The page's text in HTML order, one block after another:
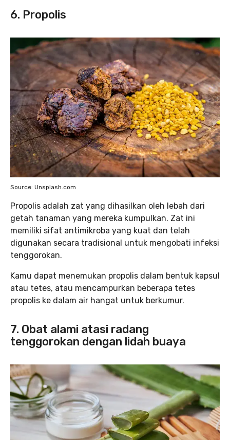
6. Propolis
Source: Unsplash.com
Propolis adalah zat yang dihasilkan oleh lebah dari
getah tanaman yang mereka kumpulkan. Zat ini
memiliki sifat antimikroba yang kuat dan telah
digunakan secara tradisional untuk mengobati infeksi
tenggorokan.
Kamu dapat menemukan propolis dalam bentuk kapsul
atau tetes, atau mencampurkan beberapa tetes
propolis ke dalam air hangat untuk berkumur.
7. Obat alami atasi radang
tenggorokan dengan lidah buaya